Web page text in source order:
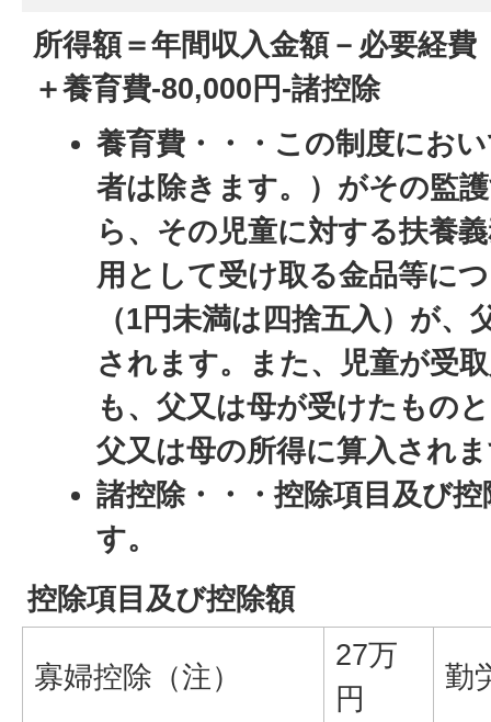
所得額＝年間収入金額－必要経費
＋養育費-80,000円-諸控除
養育費・・・この制度にお
者は除きます。）がその監
ら、その児童に対する扶養
用として受け取る金品等に
（1円未満は四捨五入）が
されます。また、児童が受
も、父又は母が受けたもの
父又は母の所得に算入され
諸控除・・・控除項目及び
す。
控除項目及び控除額
寡婦控除（注）
27万
円
勤